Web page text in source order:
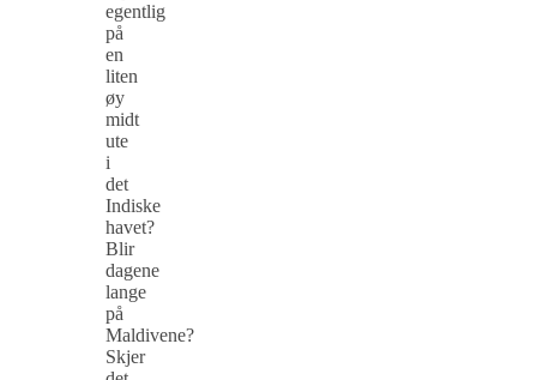
egentlig
på
en
liten
øy
midt
ute
i
det
Indiske
havet?
Blir
dagene
lange
på
Maldivene?
Skjer